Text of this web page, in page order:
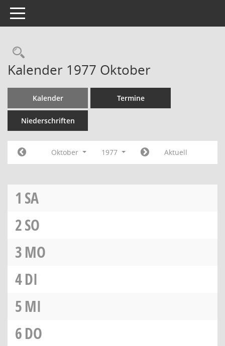
Toggle navigation
Rechercheauswahl
Kalender 1977 Oktober
Kalender Termine
Niederschriften
Oktober 1977 Aktuell
1 SA
2SO
3MO
4DI
5MI
6DO